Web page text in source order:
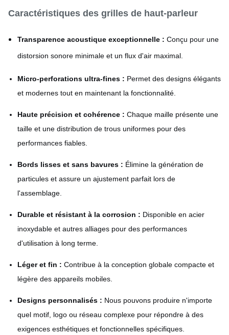
Caractéristiques des grilles de haut-parleur
Transparence acoustique exceptionnelle : Conçu pour une
distorsion sonore minimale et un flux d'air maximal.
Micro-perforations ultra-fines : Permet des designs élégants
et modernes tout en maintenant la fonctionnalité.
Haute précision et cohérence : Chaque maille présente une
taille et une distribution de trous uniformes pour des
performances fiables.
Bords lisses et sans bavures : Élimine la génération de
particules et assure un ajustement parfait lors de
l'assemblage.
Durable et résistant à la corrosion : Disponible en acier
inoxydable et autres alliages pour des performances
d'utilisation à long terme.
Léger et fin : Contribue à la conception globale compacte et
légère des appareils mobiles.
Designs personnalisés : Nous pouvons produire n'importe
quel motif, logo ou réseau complexe pour répondre à des
exigences esthétiques et fonctionnelles spécifiques.